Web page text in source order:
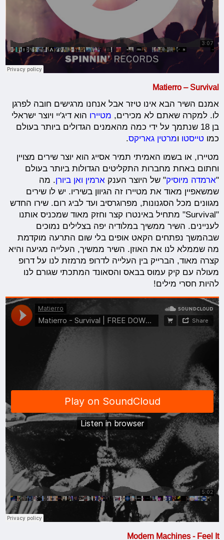
Matierro – Survival
אמנם השיר הבא אינו טיזר אבל אנחנו מרגישים חובה לפרגן
לו. למקרה שאתם לא מכירים, מטיירו הוא דיג'יי ויוצר ישראלי
בן 18 שנתמך על ידי כמה מהאמנים הגדולים ביותר בעולם
כמוטייסטו ומרטין גאריקס.
מטיירו, או בשמו האמיתי תמיר אסייג הוא יוצר שירים מצויין
וחתום באחת מחברות התקליטים הגדולות ביותר בעולם
"ארמדה מיוסיק" של היוצר הענק ארמין ואן ביורן. מה
שמשאפיין מאוד את מטיירו זה הגיוון בשיריו. יש לו שירים
מגוונים מכל הסגנונות, מפרוגרסיב ועד לביג רום. שירו החדש
"Survival" מתחיל באינטרו קצר וחזק מאוד שמכניס אותנו
לעניינים. השיר ממשיך במלודיה יפה בצלילים נמוכים
שבהמשך נפתחים הקאט אופים בלי שום התרעה מוקדמת
מה שממלא לנו את האוזן. השיר ממשיך, העלייה מגיעה והיא
קצרה מאוד, הברייק בין העלייה לדרופ מרמזת לנו על דרופ
מעולה עם קיק עמוס בבאס והסאונד המתכתי שגורם לנו
להיות חסרי מילים!
Modern Machines - Feel It